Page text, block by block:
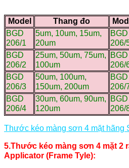
Model Thang đo
BGD
206/1
5um, 10um, 15um,
20um
BGD
206/
BGD
206/2
25um, 50um, 75um,
100um
BGD
206/
BGD
206/3
50um, 100um,
150um, 200um
BGD
206/
BGD
206/4
30um, 60um, 90um,
120um
BGD
206/
Thước kéo màng sơn 4 mặt hãng
5.Thước kéo màng sơn 4 mặt 2
Applicator (Frame Tyle):